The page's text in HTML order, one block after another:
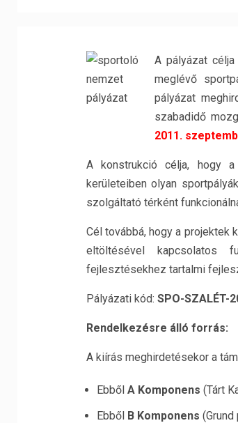
A pályázat
meglévő
pályázat
szabadidő
2011.
A konstrukció célja, hogy
kerületeiben olyan
szolgáltató térként
Cél továbbá, hogy a projektek
eltöltésével kapcsolatos
fejlesztésekhez tartalmi
Pályázati kód: SPO-SZALÉT-
Rendelkezésre álló forrás:
A kiírás meghirdetésekor a
Ebből A Komponens (Tárt
Ebből B Komponens (Grund